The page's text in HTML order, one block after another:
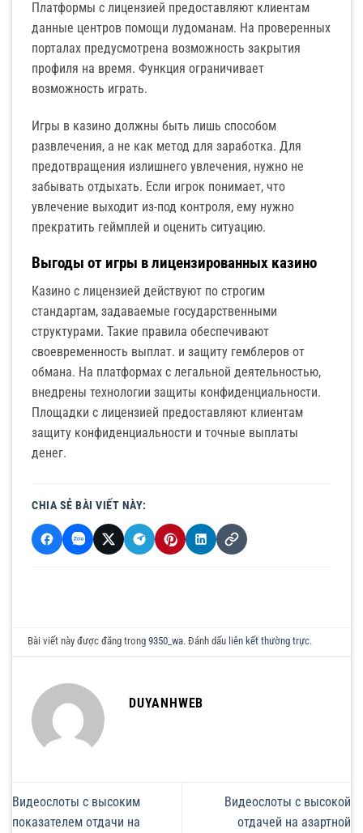
Платформы с лицензией предоставляют клиентам
данные центров помощи лудоманам. На проверенных
порталах предусмотрена возможность закрытия
профиля на время. Функция ограничивает
возможность играть.
Игры в казино должны быть лишь способом
развлечения, а не как метод для заработка. Для
предотвращения излишнего увлечения, нужно не
забывать отдыхать. Если игрок понимает, что
увлечение выходит из-под контроля, ему нужно
прекратить геймплей и оценить ситуацию.
Выгоды от игры в лицензированных казино
Казино с лицензией действуют по строгим
стандартам, задаваемые государственными
структурами. Такие правила обеспечивают
своевременность выплат. и защиту гемблеров от
обмана. На платформах с легальной деятельностью,
внедрены технологии защиты конфиденциальности.
Площадки с лицензией предоставляют клиентам
защиту конфиденциальности и точные выплаты
денег.
CHIA SẺ BÀI VIẾT NÀY:
Bài viết này được đăng trong9350_wa. Đánh dấu liên kết thường trực.
DUYANHWEB
Видеослоты с высоким
показателем отдачи на
Видеослоты с высокой
отдачей на азартной